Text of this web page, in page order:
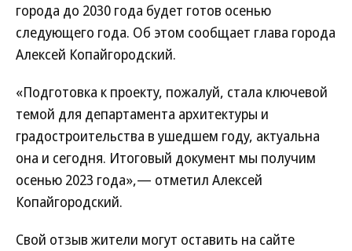
города до 2030 года будет готов осенью
следующего года. Об этом сообщает глава города
Алексей Копайгородский.
«Подготовка к проекту, пожалуй, стала ключевой
темой для департамента архитектуры и
градостроительства в ушедшем году, актуальна
она и сегодня. Итоговый документ мы получим
осенью 2023 года»,— отметил Алексей
Копайгородский.
Свой отзыв жители могут оставить на сайте